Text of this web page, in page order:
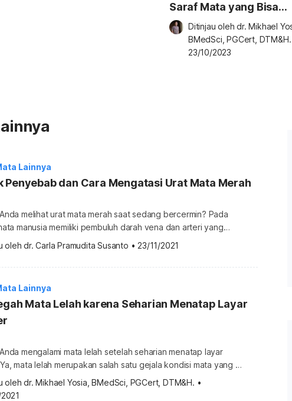
Saraf Mata yang Bisa
Sebabkan Kebutaan
Ditinjau oleh dr. Mikhael
BMedSci, PGCert, DTM&H.
23/10/2023
Lainnya
Penyebab dan Cara Mengatasi Urat Mata Merah
melihat urat mata merah saat sedang bercermin? Pada
manusia memiliki pembuluh darah vena dan arteri yang
banyak. Cabang ini berfungsi mengalirkan darah ke seluruh bagian
merah di mata bisa muncul saat Anda sedang sakit. Berikut
Apa penyebab urat mata merah? Saat kondisi normal
oleh dr. Carla Pramudita Susanto • 23/11/2021
Lainnya
Mata Lelah karena Seharian Menatap Layar
mengalami mata lelah setelah seharian menatap layar
mata lelah merupakan salah satu gejala kondisi mata yang
sindrom penglihatan komputer atau computer vision
untuk mencegah mata lelah karena kerja di depan
oleh dr. Mikhael Yosia, BMedSci, PGCert, DTM&H. •